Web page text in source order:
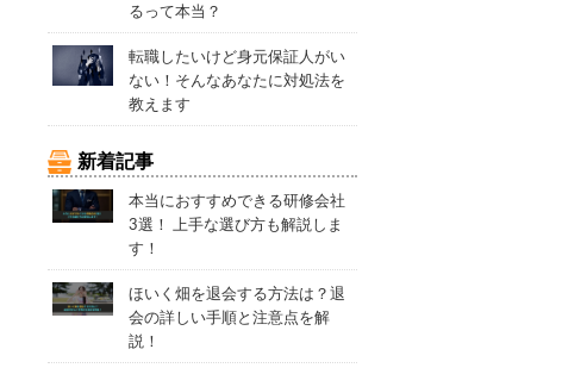
るって本当？
転職したいけど身元保証人がい
ない！そんなあなたに対処法を
教えます
新着記事
本当におすすめできる研修会社
3選！ 上手な選び方も解説しま
す！
ほいく畑を退会する方法は？退
会の詳しい手順と注意点を解
説！